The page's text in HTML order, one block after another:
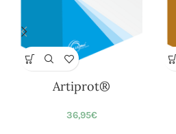
Artiprot®
36,95€